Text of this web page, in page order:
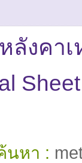
ลังคาเ
นหา :